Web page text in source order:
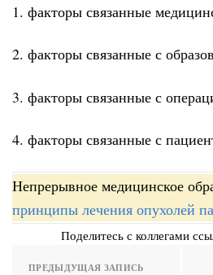
1. факторы связанные
2. факторы связанные с
3. факторы связанные с
4. факторы связанные с
Непрерывное медицинское
принципы лечения опухолей
Поделитесь с коллегами
ПРЕДЫДУЩАЯ ЗАПИСЬ